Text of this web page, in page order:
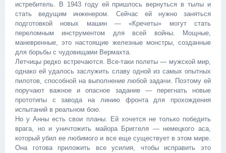
истребитель. В 1943 году ей пришлось вернуться в тылы и
стать ведущим инженером. Сейчас ей нужно заняться
подготовкой новых машин — «Кречеты» могут стать
переломным инструментом для всей войны. Мощные,
маневренные, это настоящие железные монстры, созданные
для борьбы с чудовищами Вермахта.
Летчицы редко встречаются. Все-таки полеты — мужской мир,
однако ей удалось заслужить славу одной из самых опытных
пилотов, способной на выполнение любой задачи. Поэтому ей
поручают важное и опасное задание — перегнать новые
прототипы с завода на линию фронта для прохождения
испытаний в реальном бою.
Но у Анны есть свои планы. Ей хочется не только победить
врага, но и уничтожить майора Бриггеля — немецкого аса,
который убил ее любимого и все еще существует в этом мире.
Она готова приложить все усилия, чтобы исправить это